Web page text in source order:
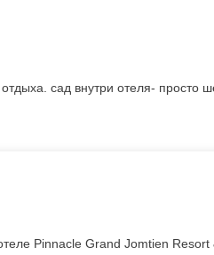
сад внутри отеля-
Pinnacle Grand Jomtien Resort